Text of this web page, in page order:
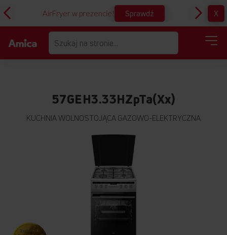
AirFryer w prezencie! Sprawdź X
57GEH3.33HZpTa(Xx)
KUCHNIA WOLNOSTOJĄCA GAZOWO-ELEKTRYCZNA